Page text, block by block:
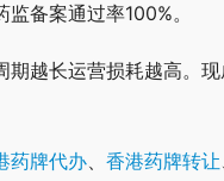
备案通过率100%。
越长运营损耗越高。
药牌代办、 香港药牌转让